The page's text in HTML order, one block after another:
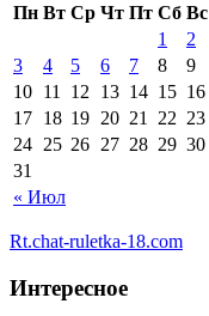
Пн Вт Ср Чт Пт Сб Вс
« Июл
1
2
3
4 5 6 7 8
9
10 11 12 13 14 15 16
17 18 19 20 21 22 23
24 25 26 27 28 29 30
31
Rt.chat-ruletka-18.com
Интересное